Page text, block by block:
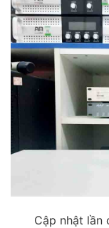
Cập nhật lần